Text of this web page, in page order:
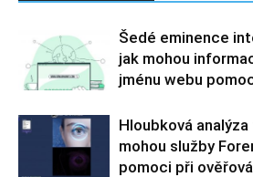
Šedé eminence
jak mohou
jménu webu
Hloubková
mohou služby
pomoci při